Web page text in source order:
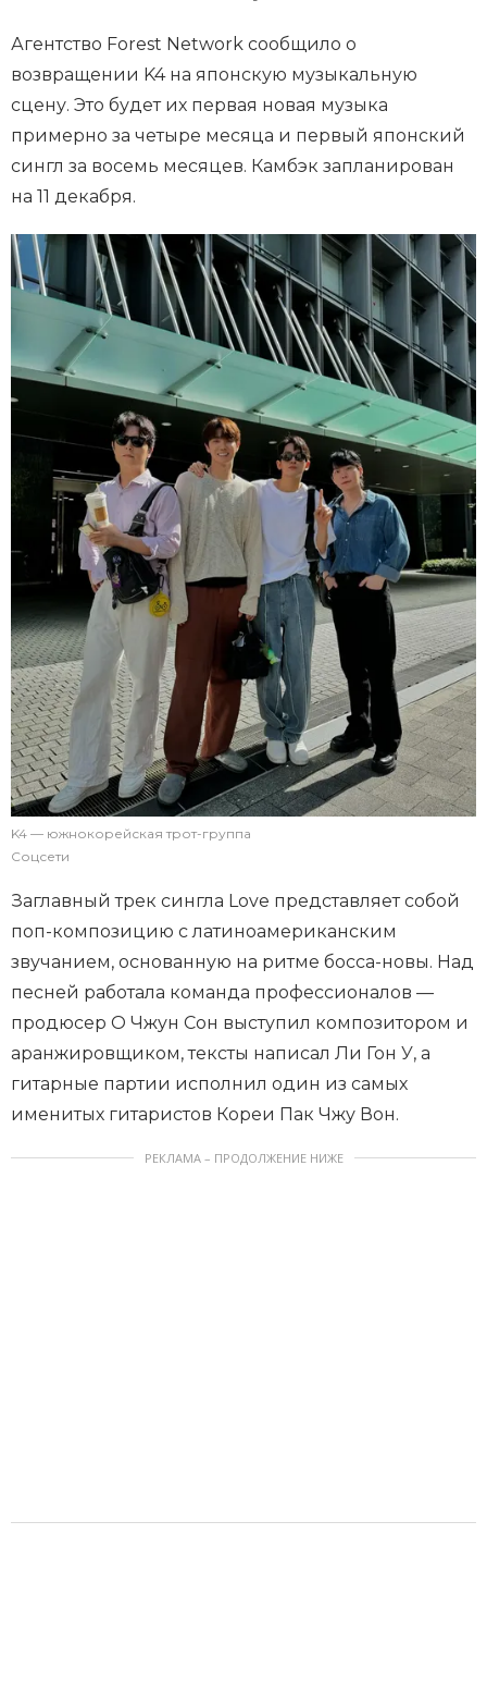
Агентство Forest Network сообщило о
возвращении K4 на японскую музыкальную
сцену. Это будет их первая новая музыка
примерно за четыре месяца и первый японский
сингл за восемь месяцев. Камбэк запланирован
на 11 декабря.
K4 — южнокорейская трот-группа
Соцсети
Заглавный трек сингла Love представляет собой
поп-композицию с латиноамериканским
звучанием, основанную на ритме босса-новы. Над
песней работала команда профессионалов —
продюсер О Чжун Сон выступил композитором и
аранжировщиком, тексты написал Ли Гон У, а
гитарные партии исполнил один из самых
именитых гитаристов Кореи Пак Чжу Вон.
РЕКЛАМА – ПРОДОЛЖЕНИЕ НИЖЕ